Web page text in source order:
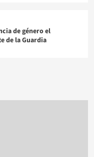
de género el
de la Guardia